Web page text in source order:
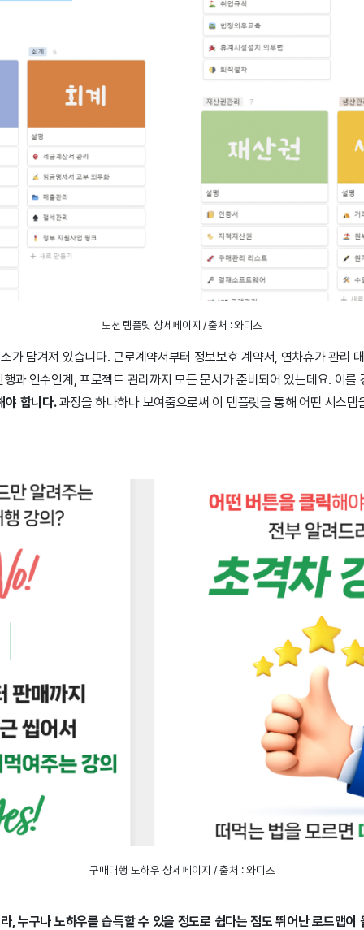
노션 템플릿 상세페이지 / 출처 : 와디즈
가 담겨져 있습니다. 근로계약서부터 정보보호 계약서, 연차휴가 관리
과 인수인계, 프로젝트 관리까지 모든 문서가 준비되어 있는데요. 이를
야 합니다.과정을 하나하나 보여줌으로써 이 템플릿을 통해 어떤 시스템
구매대행 노하우 상세페이지 / 출처 : 와디즈
, 누구나 노하우를 습득할 수 있을 정도로 쉽다는 점도 뛰어난 로드맵이